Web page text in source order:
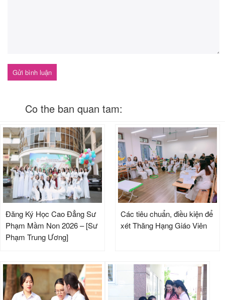
Co the ban quan tam:
Đăng Ký Học Cao Đẳng Sư
Phạm Mầm Non 2026 – [Sư
Phạm Trung Ương]
Các tiêu chuẩn, điều kiện để
xét Thăng Hạng Giáo Viên